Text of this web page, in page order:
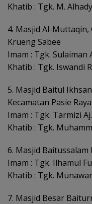
Khatib : Tgk. M.
4. Masjid Al-
Krueng Sabee
Imam : Tgk. Sulaiman
Khatib : Tgk. Iswandi
5. Masjid Baitul
Kecamatan Pasie Raya
Imam : Tgk. Tarmizi Aj.
Khatib : Tgk.
6. Masjid Baitussalam
Imam : Tgk. Ilhamul
Khatib : Tgk.
7. Masjid Besar